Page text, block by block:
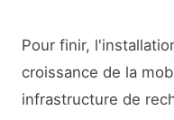
Pour finir,
croissance de la
infrastructure de